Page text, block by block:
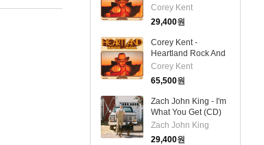
Roll (CD)
Corey Kent
29,400원
Corey Kent -
Heartland Rock And
Roll (LP)
Corey Kent
65,500원
Zach John King - I'm
What You Get (CD)
Zach John King
29,400원